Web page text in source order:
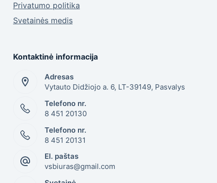
Privatumo politika
Svetainės medis
Kontaktinė informacija
Adresas
Vytauto Didžiojo a. 6, LT-39149, Pasvalys
Telefono nr.
8 451 20130
Telefono nr.
8 451 20131
El. paštas
vsbiuras@gmail.com